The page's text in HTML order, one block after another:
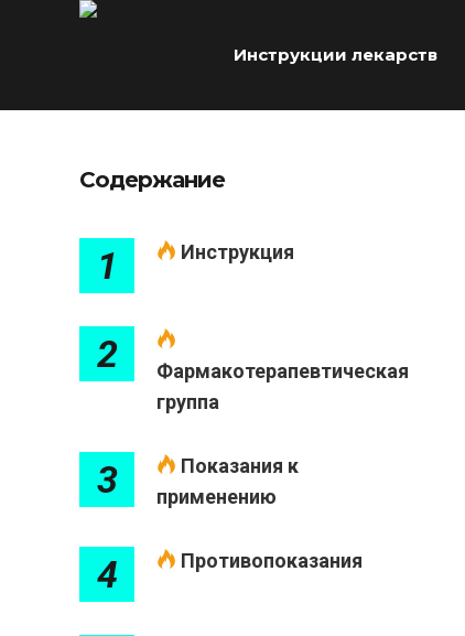
Инструкции лекарств
Содержание
1 Инструкция
2
Фармакотерапевтическая
группа
3
Показания к
применению
4 Противопоказания